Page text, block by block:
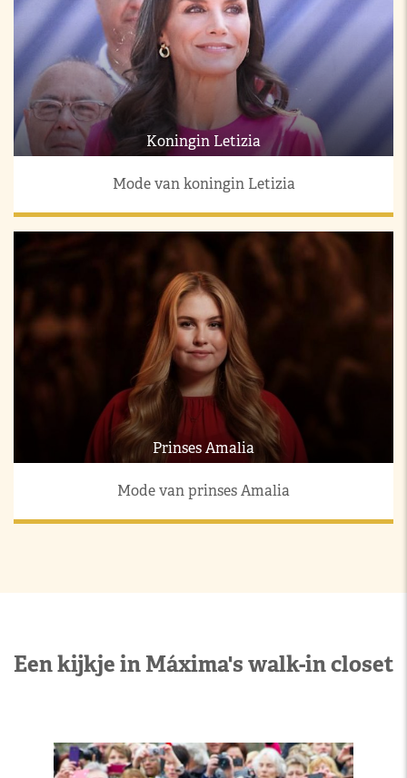
Koningin Letizia
Mode van koningin Letizia
Prinses Amalia
Mode van prinses Amalia
Een kijkje in Máxima's walk-in closet